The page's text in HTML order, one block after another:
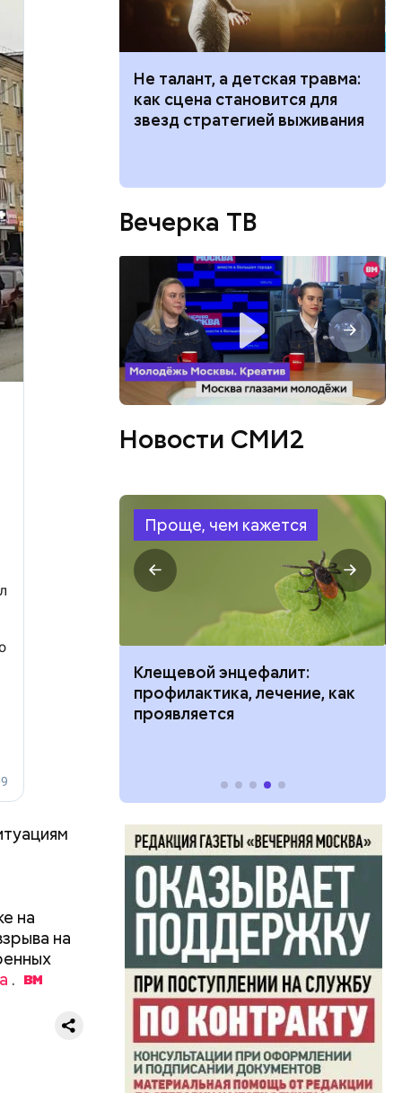
на
на
.
Эти
часть
13
, а
история
храма
Не талант, а детская травма:
как сцена становится для
звезд стратегией выживания
Вечерка ТВ
Новости СМИ2
Проще, чем кажется
развитие
Клещевой энцефалит:
профилактика, лечение, как
проявляется